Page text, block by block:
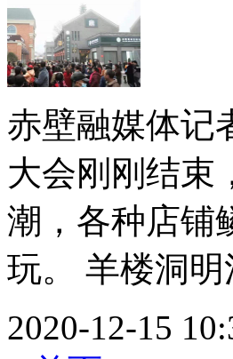
赤壁融媒体记
大会刚刚结束
潮，各种店铺
玩。 羊楼洞
2020-12-15